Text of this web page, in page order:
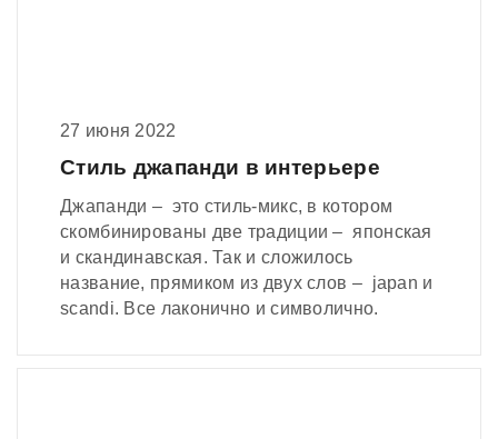
27 июня 2022
Стиль джапанди в интерьере
Джапанди – это стиль-микс, в котором
скомбинированы две традиции – японская
и скандинавская. Так и сложилось
название, прямиком из двух слов – japan и
scandi. Все лаконично и символично.